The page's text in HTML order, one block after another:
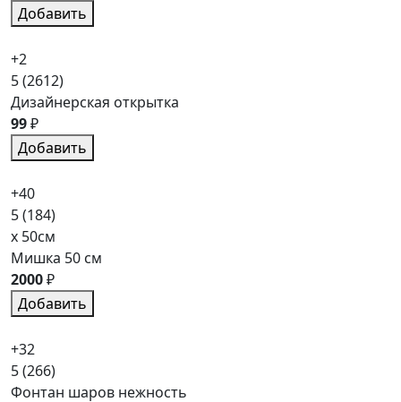
Добавить
+2
5(2612)
Дизайнерская открытка
99₽
Добавить
+40
5(184)
x 50см
Мишка 50 см
2000₽
Добавить
+32
5(266)
Фонтан шаров нежность